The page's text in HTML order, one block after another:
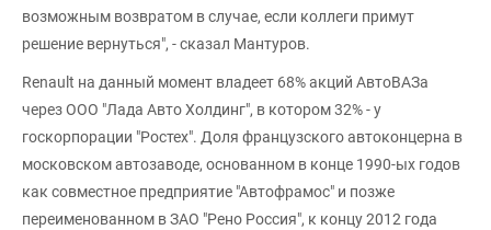
возможным возвратом в случае, если коллеги примут
решение вернуться", - сказал Мантуров.
Renault на данный момент владеет 68% акций АвтоВАЗа
через ООО "Лада Авто Холдинг", в котором 32% - у
госкорпорации "Ростех". Доля французского автоконцерна в
московском автозаводе, основанном в конце 1990-ых годов
как совместное предприятие "Автофрамос" и позже
переименованном в ЗАО "Рено Россия", к концу 2012 года